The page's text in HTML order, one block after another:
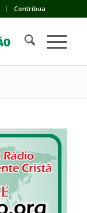
Contribua